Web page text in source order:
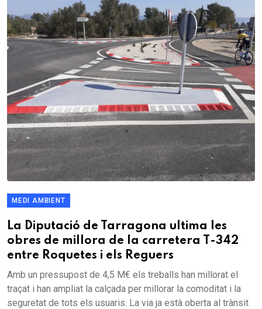
MEDI AMBIENT
La Diputació de Tarragona ultima les
obres de millora de la carretera T-342
entre Roquetes i els Reguers
Amb un pressupost de 4,5 M€ els treballs han millorat el
traçat i han ampliat la calçada per millorar la comoditat i la
seguretat de tots els usuaris. La via ja està oberta al trànsit